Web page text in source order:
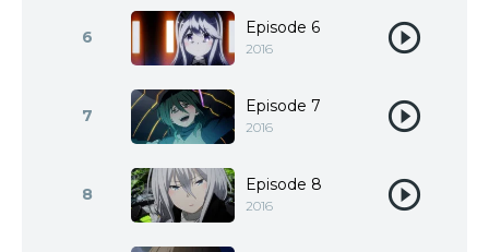
6 Episode 6
2016
7 Episode 7
2016
8 Episode 8
2016